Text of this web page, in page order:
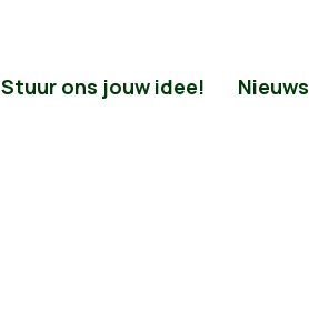
Stuur ons jouw idee! Nieuws